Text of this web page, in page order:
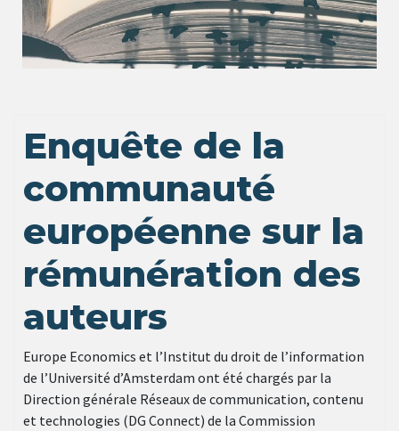
Enquête de la
communauté
européenne sur la
rémunération des
auteurs
Europe Economics et l’Institut du droit de l’information
de l’Université d’Amsterdam ont été chargés par la
Direction générale Réseaux de communication, contenu
et technologies (DG Connect) de la Commission